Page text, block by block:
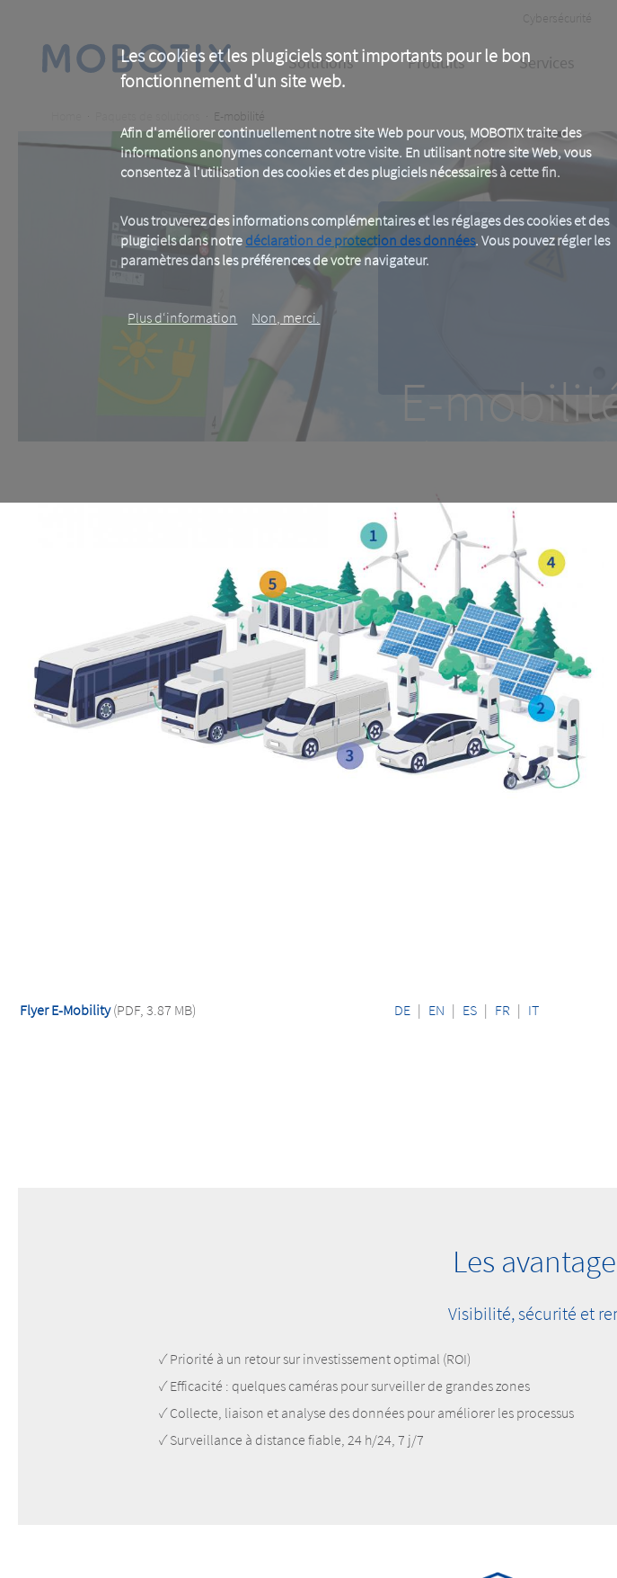
Les cookies et les plugiciels sont importants pour le bon
fonctionnement d'un site web.
Afin d'améliorer continuellement notre site Web pour vous, MOBOTIX traite des
informations anonymes concernant votre visite. En utilisant notre site Web, vous
consentez à l'utilisation des cookies et des plugiciels nécessaires à cette fin.
Vous trouverez des informations complémentaires et les réglages des cookies et des
plugiciels dans notre déclaration de protection des données. Vous pouvez régler les
paramètres dans les préférences de votre navigateur.
Plus d‘information Non, merci.
content
Header
Meta
Cybersécurité
Main
navigation
Solutions Produits Services
Breadcrumb E-mobilité
Sécuriser et
E-
Sécuriser et
Flyer E-Mobility(PDF, 3.87 MB) DE | EN | ES | FR | IT
Les
Visibilité, sécurité et
✓ Priorité à un retour sur investissement optimal (ROI)
✓ Efficacité : quelques caméras pour surveiller de grandes zones
✓ Collecte, liaison et analyse des données pour améliorer les processus
✓ Surveillance à distance fiable, 24 h/24, 7 j/7